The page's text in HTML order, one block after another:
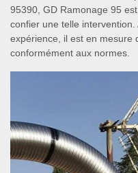
95390, GD Ramonage 95
confier une telle
expérience, il est en mesure
conformément aux normes.